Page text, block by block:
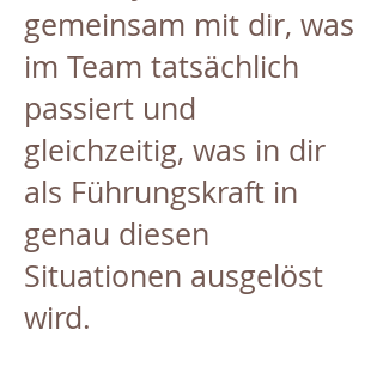
gemeinsam mit dir, was
im Team tatsächlich
passiert und
gleichzeitig, was in dir
als Führungskraft in
genau diesen
Situationen ausgelöst
wird.